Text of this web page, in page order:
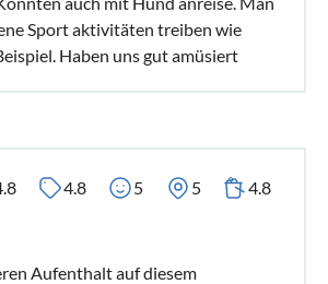
Sport aktivitäten treiben wie
Haben uns gut amüsiert
4.8 5 5 4.8
Aufenthalt auf diesem